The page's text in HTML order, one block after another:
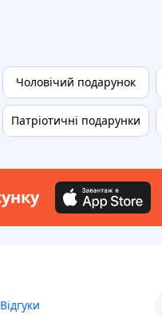
Чоловічий подарунок
Патріотичні подарунки
Відгуки